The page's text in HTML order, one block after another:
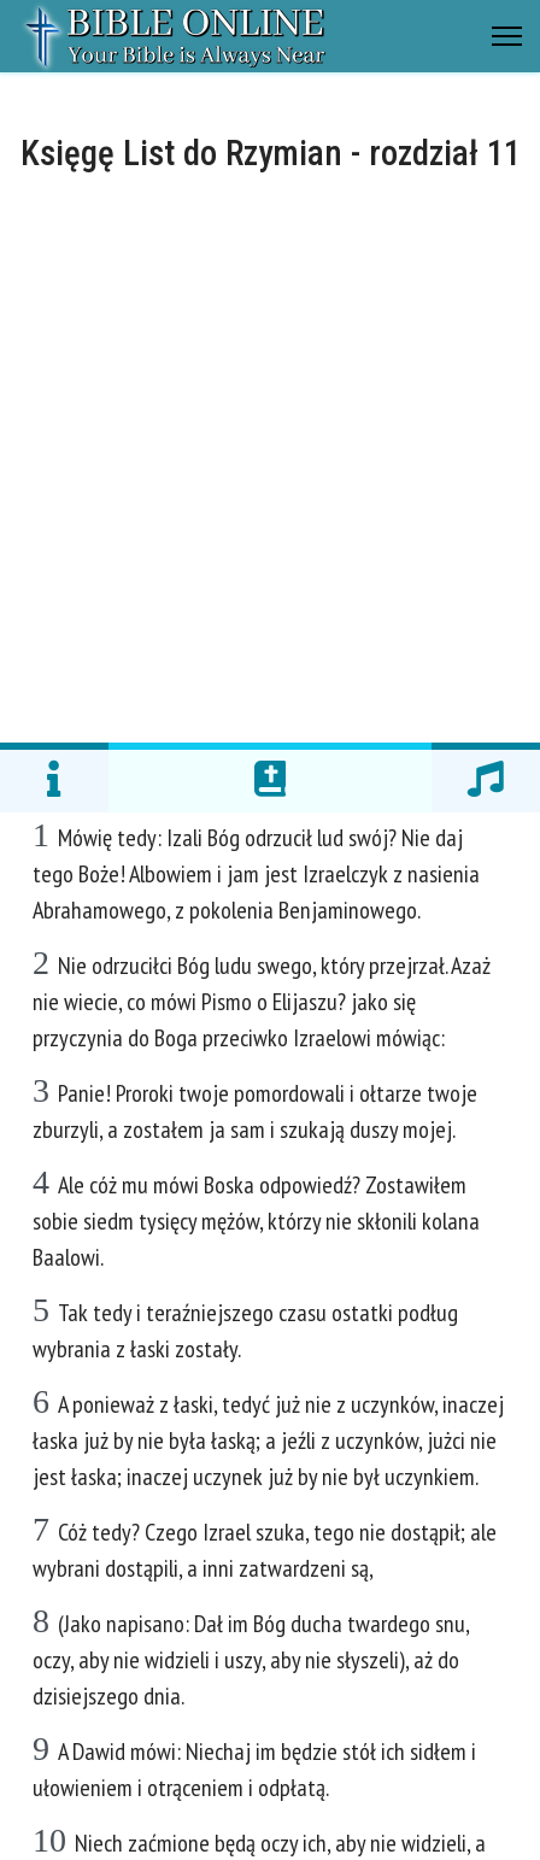
Księgę List do Rzymian - rozdział 11
1 Mówię tedy: Izali Bóg odrzucił lud swój? Nie daj
tego Boże! Albowiem i jam jest Izraelczyk z nasienia
Abrahamowego, z pokolenia Benjaminowego.
2 Nie odrzuciłci Bóg ludu swego, który przejrzał. Azaż
nie wiecie, co mówi Pismo o Elijaszu? jako się
przyczynia do Boga przeciwko Izraelowi mówiąc:
3 Panie! Proroki twoje pomordowali i ołtarze twoje
zburzyli, a zostałem ja sam i szukają duszy mojej.
4 Ale cóż mu mówi Boska odpowiedź? Zostawiłem
sobie siedm tysięcy mężów, którzy nie skłonili kolana
Baalowi.
5 Tak tedy i teraźniejszego czasu ostatki podług
wybrania z łaski zostały.
6 A ponieważ z łaski, tedyć już nie z uczynków, inaczej
łaska już by nie była łaską; a jeźli z uczynków, jużci nie
jest łaska; inaczej uczynek już by nie był uczynkiem.
7 Cóż tedy? Czego Izrael szuka, tego nie dostąpił; ale
wybrani dostąpili, a inni zatwardzeni są,
8 (Jako napisano: Dał im Bóg ducha twardego snu,
oczy, aby nie widzieli i uszy, aby nie słyszeli), aż do
dzisiejszego dnia.
9 A Dawid mówi: Niechaj im będzie stół ich sidłem i
ułowieniem i otrąceniem i odpłatą.
10 Niech zaćmione będą oczy ich, aby nie widzieli, a